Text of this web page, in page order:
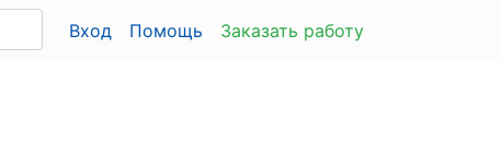
Вход Помощь Заказать работу